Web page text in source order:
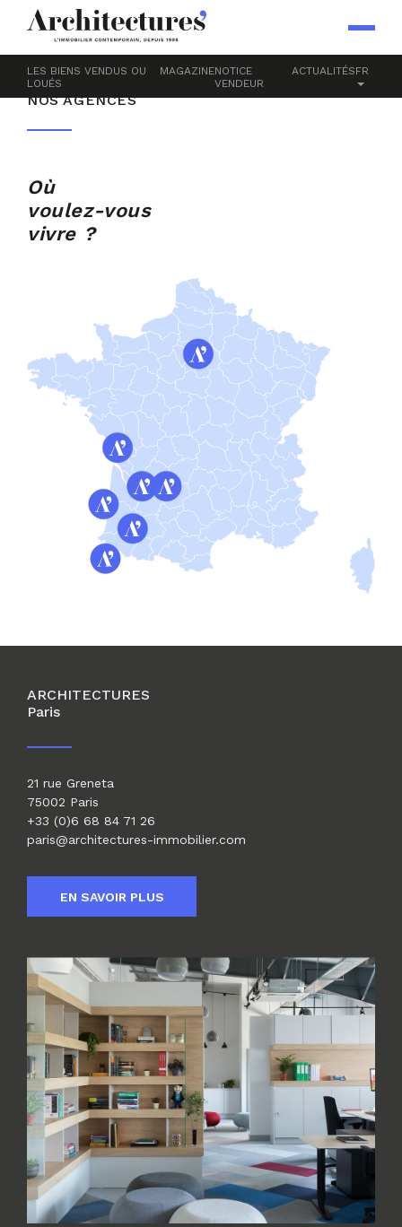
LES BIENS VENDUS OU
LOUÉS
MAGAZINENOTICE
VENDEUR
ACTUALITÉSFR
Accueil NOS AGENCES
NOS AGENCES
Où
voulez-vous
vivre ?
ARCHITECTURES
Paris
21 rue Greneta
75002 Paris
+33 (0)6 68 84 71 26
paris@architectures-immobilier.com
EN SAVOIR PLUS